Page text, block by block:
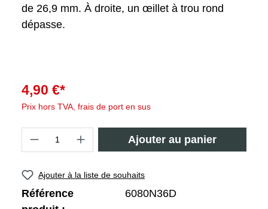
4,90 €*
Prix hors TVA, frais de port en sus
Ajouter au panier
Ajouter à la liste de souhaits
Référence
6080N36D